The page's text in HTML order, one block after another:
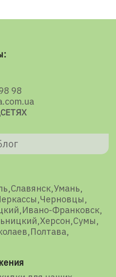
98
Славянск Умань
Черновцы
Ивано-Франковск
Херсон Сумы
Полтава